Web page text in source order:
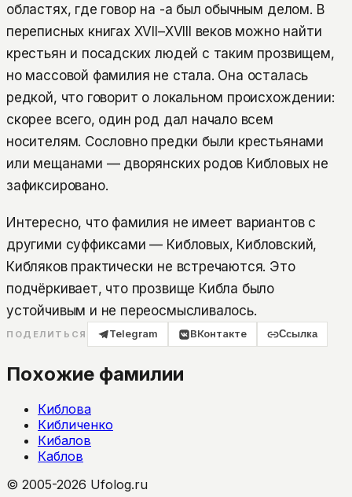
областях, где говор на -а был обычным делом. В
переписных книгах XVII–XVIII веков можно найти
крестьян и посадских людей с таким прозвищем,
но массовой фамилия не стала. Она осталась
редкой, что говорит о локальном происхождении:
скорее всего, один род дал начало всем
носителям. Сословно предки были крестьянами
или мещанами — дворянских родов Кибловых не
зафиксировано.
Интересно, что фамилия не имеет вариантов с
другими суффиксами — Кибловых, Кибловский,
Кибляков практически не встречаются. Это
подчёркивает, что прозвище Кибла было
устойчивым и не переосмысливалось.
ПОДЕЛИТЬСЯ Telegram ВКонтакте Ссылка
Похожие фамилии
Киблова
Кибличенко
Кибалов
Каблов
© 2005-2026 Ufolog.ru